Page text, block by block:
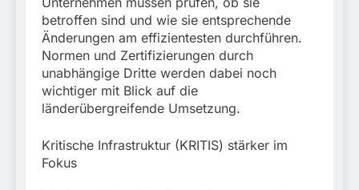
betroffen sind und wie sie entsprechende
Änderungen am effizientesten durchführen.
Normen und Zertifizierungen durch
unabhängige Dritte werden dabei noch
wichtiger mit Blick auf die
länderübergreifende Umsetzung.
Kritische Infrastruktur (KRITIS) stärker im
Fokus